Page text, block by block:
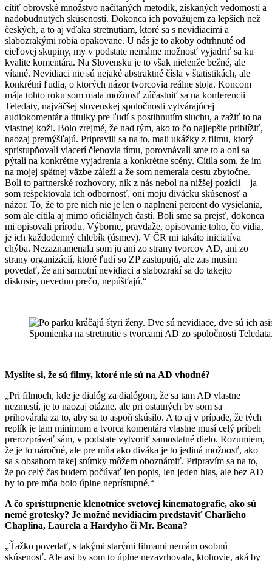
cítiť obrovské množstvo načítaných metodík, získaných vedomostí a
nadobudnutých skúseností. Dokonca ich považujem za lepších než
českých, a to aj vďaka stretnutiam, ktoré sa s nevidiacimi a
slabozrakými robia opakovane. U nás je to akoby odtrhnuté od
cieľovej skupiny, my v podstate nemáme možnosť vyjadriť sa ku
kvalite komentára. Na Slovensku je to však nielenže bežné, ale
vítané. Nevidiaci nie sú nejaké abstraktné čísla v štatistikách, ale
konkrétni ľudia, o ktorých názor tvorcovia reálne stoja. Koncom
mája tohto roku som mala možnosť zúčastniť sa na konferencii
Teledaty, najväčšej slovenskej spoločnosti vytvárajúcej
audiokomentár a titulky pre ľudí s postihnutím sluchu, a zažiť to na
vlastnej koži. Bolo zrejmé, že nad tým, ako to čo najlepšie priblížiť,
naozaj premýšľajú. Pripravili sa na to, mali ukážky z filmu, ktorý
sprístupňovali viacerí členovia tímu, porovnávali sme to a oni sa
pýtali na konkrétne vyjadrenia a konkrétne scény. Cítila som, že im
na mojej spätnej väzbe záleží a že som nemerala cestu zbytočne.
Boli to partnerské rozhovory, nik z nás nebol na nižšej pozícii – ja
som rešpektovala ich odbornosť, oni moju divácku skúsenosť a
názor. To, že to pre nich nie je len o naplnení percent do vysielania,
som ale cítila aj mimo oficiálnych častí. Boli sme sa prejsť, dokonca
mi opisovali prírodu. Výborne, pravdaže, opisovanie toho, čo vidia,
je ich každodenný chlebík (úsmev). V ČR mi takáto iniciatíva
chýba. Nezaznamenala som ju ani zo strany tvorcov AD, ani zo
strany organizácií, ktoré ľudí so ZP zastupujú, ale zas musím
povedať, že ani samotní nevidiaci a slabozrakí sa do takejto
diskusie, nevedno prečo, nepúšťajú.“
Spomienka na stretnutie s tvorcami AD zo spoločnosti
Myslíte si, že sú filmy, ktoré nie sú na AD vhodné?
„Pri filmoch, kde je dialóg za dialógom, že sa tam AD vlastne
nezmestí, je to naozaj otázne, ale pri ostatných by som sa
prihovárala za to, aby sa to aspoň skúsilo. A to aj v prípade, že tých
replík je tam minimum a tvorca komentára vlastne musí celý príbeh
prerozprávať sám, v podstate vytvoriť samostatné dielo. Rozumiem,
že je to náročné, ale pre mňa ako diváka je to jediná možnosť, ako
sa s obsahom takej snímky môžem oboznámiť. Pripravím sa na to,
že po celý čas budem počúvať len popis, len jeden hlas, ale bez AD
by to pre mňa bolo úplne neprístupné.“
A čo sprístupnenie klenotnice svetovej kinematografie, ako sú
nemé grotesky? Je možné nevidiacim predstaviť Charlieho
Chaplina, Laurela a Hardyho či Mr. Beana?
„Ťažko povedať, s takými starými filmami nemám osobnú
skúsenosť. Ale asi by som to úplne nezavrhovala, ktohovie, aká by